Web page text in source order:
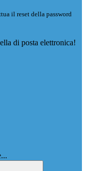
il reset della password
di posta elettronica!